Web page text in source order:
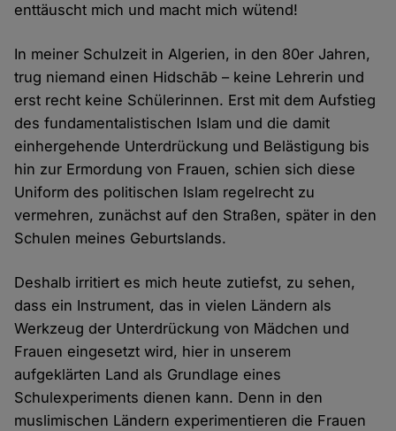
enttäuscht mich und macht mich wütend!
In meiner Schulzeit in Algerien, in den 80er Jahren,
trug niemand einen Hidschāb – keine Lehrerin und
erst recht keine Schülerinnen. Erst mit dem Aufstieg
des fundamentalistischen Islam und die damit
einhergehende Unterdrückung und Belästigung bis
hin zur Ermordung von Frauen, schien sich diese
Uniform des politischen Islam regelrecht zu
vermehren, zunächst auf den Straßen, später in den
Schulen meines Geburtslands.
Deshalb irritiert es mich heute zutiefst, zu sehen,
dass ein Instrument, das in vielen Ländern als
Werkzeug der Unterdrückung von Mädchen und
Frauen eingesetzt wird, hier in unserem
aufgeklärten Land als Grundlage eines
Schulexperiments dienen kann. Denn in den
muslimischen Ländern experimentieren die Frauen